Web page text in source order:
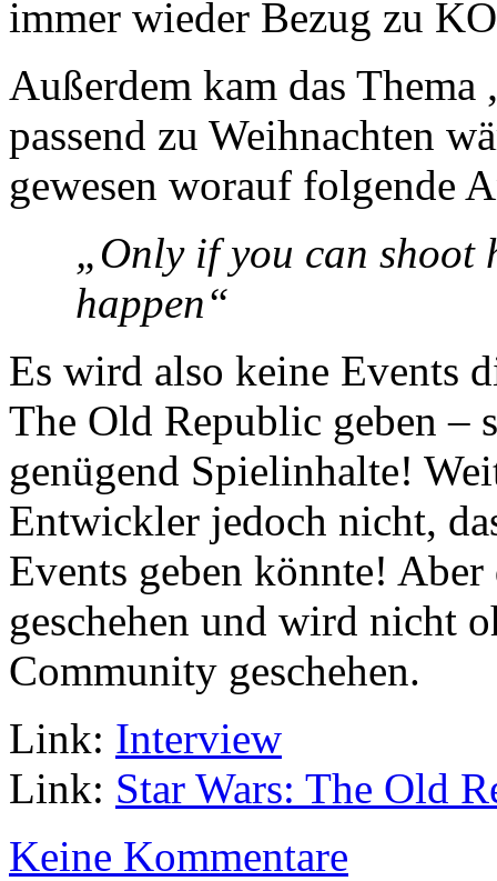
immer wieder Bezug zu
Außerdem kam das Thema
passend zu Weihnachten
gewesen worauf folgende
„Only if you can shoot
happen“
Es wird also keine Events
The Old Republic geben –
genügend Spielinhalte!
Entwickler jedoch nicht,
Events geben könnte!
geschehen und wird nicht
Community geschehen.
Link: Interview
Link: Star Wars: The Old
Keine Kommentare